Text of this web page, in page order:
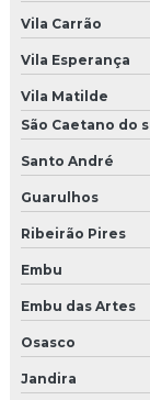
Implantação de
Implantação de
Implantação de
Infraestrutura
Infraestrutura
Infraestrutura
Instalação de
Instalação de
Instalação de
Vila Carrão
Vila Esperança
Vila Matilde
São Caetano do
Santo André
Guarulhos
Ribeirão Pires
Embu
Embu das Artes
Osasco
Jandira